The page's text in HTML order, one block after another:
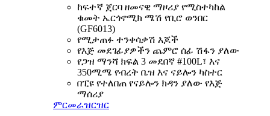
ከፍተኛ ጀርባ ዘመናዊ ማዞሪያ የሚስተካከል
ቁመት ኤርጎኖሚክ ሜሽ የቢሮ ወንበር
(GF6013)
የሚታጠፉ ተንቀሳቃሽ እጆች
የእጅ መደገፊያዎችን ጨምሮ ሰፊ ሽፋን ያለው
የጋዝ ማንሻ ክፍል 3 መደበኛ #100L፣ እና
350ሚሜ የብረት ቤዝ እና ናይሎን ካስተር
በፒዩ የተለበጠ የናይሎን ክዳን ያለው የእጅ
ማሰሪያ
ምርመራዝርዝር